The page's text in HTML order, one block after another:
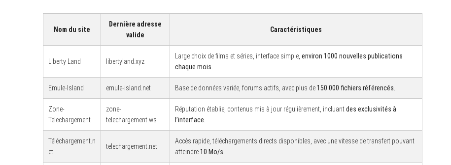
Nom du site
Dernière adresse
valide
Caractéristiques
Liberty Land libertyland.xyz
Large choix de films et séries, interface simple, environ 1000 nouvelles publications
chaque mois.
Emule-Island emule-island.net Base de données variée, forums actifs, avec plus de150 000 fichiers référencés.
Zone-
Telechargement
zone-
telechargement.ws
Réputation établie, contenus mis à jour régulièrement, incluantdes exclusivités à
l’interface.
Téléchargement.n
et
telechargement.net
Accès rapide, téléchargements directs disponibles, avec une vitesse de transfert pouvant
atteindre10 Mo/s.
S
c